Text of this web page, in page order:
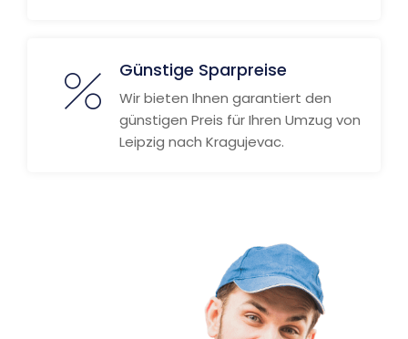
Günstige Sparpreise
Wir bieten Ihnen garantiert den
günstigen Preis für Ihren Umzug von
Leipzig nach Kragujevac.